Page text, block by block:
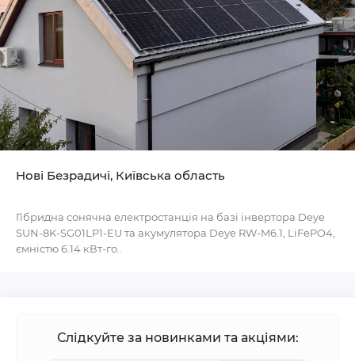
Нові Безрадичі, Київська область
Гібридна сонячна електростанція на базі інвертора Deye
SUN-8K-SG01LP1-EU та акумулятора Deye RW-M6.1, LiFePO4,
ємністю 6.14 кВт-го..
Слідкуйте за новинками та акціями: